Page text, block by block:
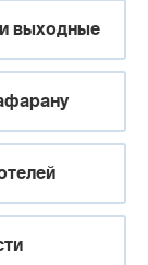
выходные